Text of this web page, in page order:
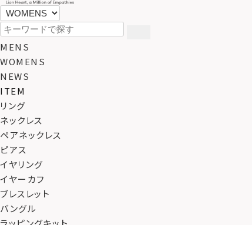
MENS
WOMENS
NEWS
ITEM
リング
ネックレス
ペアネックレス
ピアス
イヤリング
イヤーカフ
ブレスレット
バングル